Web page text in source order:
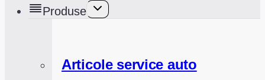
Produse
Toggle
Articole service auto